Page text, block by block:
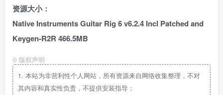
资源大小：
Native Instruments Guitar Rig 6 v6.2.4 Incl Patched and
Keygen-R2R 466.5MB
© 版权声明
1. 本站为非营利性个人网站，所有资源来自网络收集整理，不对
其内容和真实性负责，不提供安装指导；